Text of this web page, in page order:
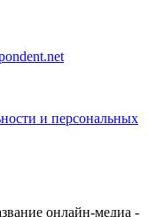
и персональных
онлайн-медиа -